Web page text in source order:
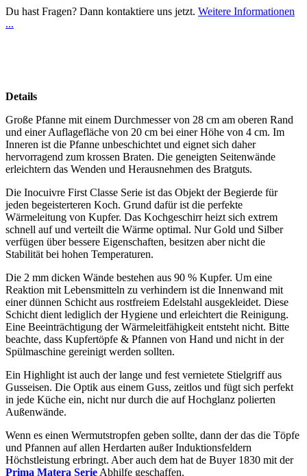
Du hast Fragen? Dann kontaktiere uns jetzt. Weitere Informationen
...
Details
Große Pfanne mit einem Durchmesser von 28 cm am oberen Rand
und einer Auflagefläche von 20 cm bei einer Höhe von 4 cm. Im
Inneren ist die Pfanne unbeschichtet und eignet sich daher
hervorragend zum krossen Braten. Die geneigten Seitenwände
erleichtern das Wenden und Herausnehmen des Bratguts.
Die Inocuivre First Classe Serie ist das Objekt der Begierde für
jeden begeisterteren Koch. Grund dafür ist die perfekte
Wärmeleitung von Kupfer. Das Kochgeschirr heizt sich extrem
schnell auf und verteilt die Wärme optimal. Nur Gold und Silber
verfügen über bessere Eigenschaften, besitzen aber nicht die
Stabilität bei hohen Temperaturen.
Die 2 mm dicken Wände bestehen aus 90 % Kupfer. Um eine
Reaktion mit Lebensmitteln zu verhindern ist die Innenwand mit
einer dünnen Schicht aus rostfreiem Edelstahl ausgekleidet. Diese
Schicht dient lediglich der Hygiene und erleichtert die Reinigung.
Eine Beeinträchtigung der Wärmeleitfähigkeit entsteht nicht. Bitte
beachte, dass Kupfertöpfe & Pfannen von Hand und nicht in der
Spülmaschine gereinigt werden sollten.
Ein Highlight ist auch der lange und fest vernietete Stielgriff aus
Gusseisen. Die Optik aus einem Guss, zeitlos und fügt sich perfekt
in jede Küche ein, nicht nur durch die auf Hochglanz polierten
Außenwände.
Wenn es einen Wermutstropfen geben sollte, dann der das die Töpfe
und Pfannen auf allen Herdarten außer Induktionsfeldern
Höchstleistung erbringt. Aber auch dem hat de Buyer 1830 mit der
Prima Matera Serie Abhilfe geschaffen.